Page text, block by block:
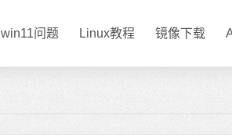
win11问题 Linux教程 镜像下载